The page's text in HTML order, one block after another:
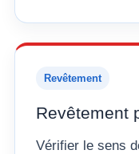
Revêtement
Revêtement
Vérifier le sens